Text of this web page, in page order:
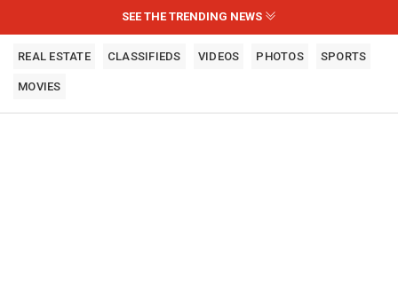
SEE THE TRENDING NEWS
REAL ESTATE CLASSIFIEDS VIDEOS PHOTOS SPORTS
MOVIES